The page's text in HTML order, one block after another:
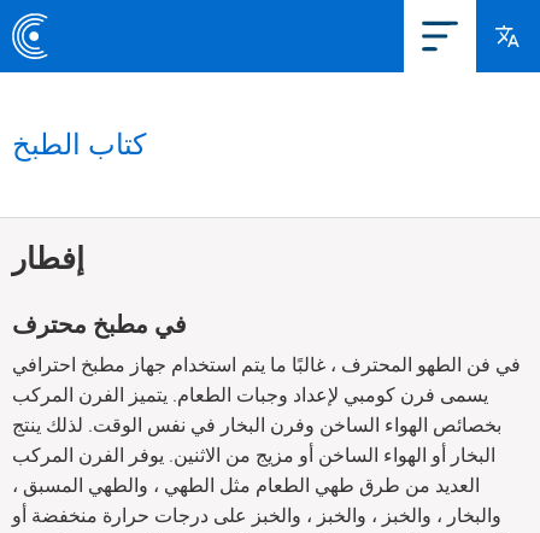
كتاب الطبخ
إفطار
في مطبخ محترف
في فن الطهو المحترف ، غالبًا ما يتم استخدام جهاز مطبخ احترافي
يسمى فرن كومبي لإعداد وجبات الطعام. يتميز الفرن المركب
بخصائص الهواء الساخن وفرن البخار في نفس الوقت. لذلك ينتج
البخار أو الهواء الساخن أو مزيج من الاثنين. يوفر الفرن المركب
العديد من طرق طهي الطعام مثل الطهي ، والطهي المسبق ،
والبخار ، والخبز ، والخبز ، والخبز على درجات حرارة منخفضة أو